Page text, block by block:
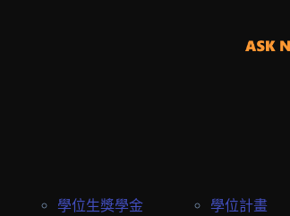
學位生獎學金
學位計畫